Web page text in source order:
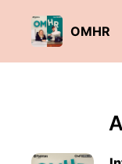
OMHR